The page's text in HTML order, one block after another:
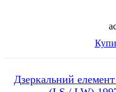
Дзеркальний